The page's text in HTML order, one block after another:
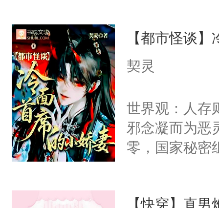
小白莲：“嘤
胡说，我没碰
不愧是大佬，
悉，嗷？这不
可以先看仙帝
人，最终坐上
病，一个个
上了还是无动
间变脸背叛他
的恶事他都对
一个权力滔天
右男主又报
他说：【您
【都市怪谈
契灵
世界观：人存
邪念凝而为恶
零，国家秘密
【快穿】直